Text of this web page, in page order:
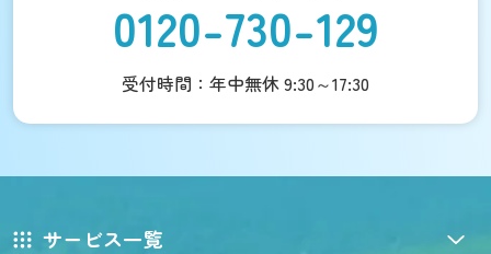
0120-730-129
受付時間：年中無休 9:30～17:30
サービス一覧